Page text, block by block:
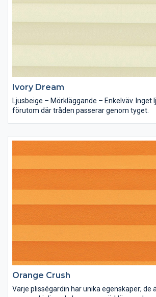
Ivory Dream
Ljusbeige – Mörkläggande – Enkelväv. Inget
förutom där tråden passerar genom tyget.
Orange Crush
Varje plisségardin har unika egenskaper; de